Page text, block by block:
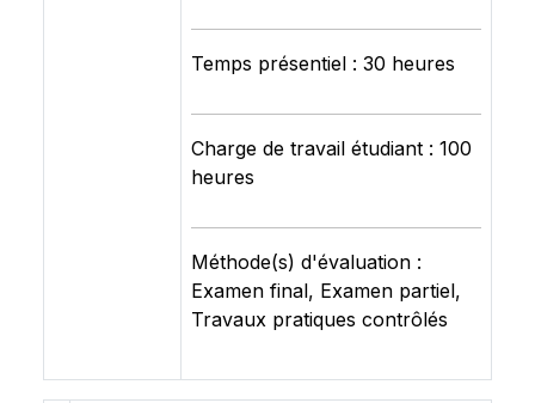
Temps présentiel : 30 heures
Charge de travail étudiant : 100
heures
Méthode(s) d'évaluation :
Examen final, Examen partiel,
Travaux pratiques contrôlés